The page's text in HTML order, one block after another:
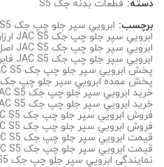
دسته: قطعات بدنه جک S5
برچسب: ابرويي سپر جلو چپ جک JAC S5
ابرويي سپر جلو چپ جک JAC S5 ارزان
ابرويي سپر جلو چپ جک JAC S5 اصل
ابرويي سپر جلو چپ جک JAC S5 فابریک
پخش ابرويي سپر جلو چپ جک JAC S5
پخش عمده ابرويي سپر جلو چپ جک JAC S5
خرید ابرويي سپر جلو چپ جک JAC S5
خرید ابرويي سپر جلو چپ جک JAC S5 ارزان
فروش ابرويي سپر جلو چپ جک JAC S5
فروش ابرويي سپر جلو چپ جک JAC S5 اصل
قیمت ابرويي سپر جلو چپ جک JAC S5
قیمت ابرويي سپر جلو چپ جک JAC S5 ارزان
نمایندگی ابرويي سپر جلو چپ جک JAC S5 تهران